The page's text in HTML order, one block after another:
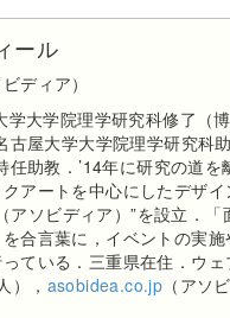
ール
ディア）
学大学院理学研究科修了（博
古屋大学大学院理学研究科助
任助教．’14年に研究の道を
アートを中心にしたデザイ
アソビディア）”を設立．「
合言葉に，イベントの実
ている．三重県在住．ウェ
）， asobidea.co.jp （アソ